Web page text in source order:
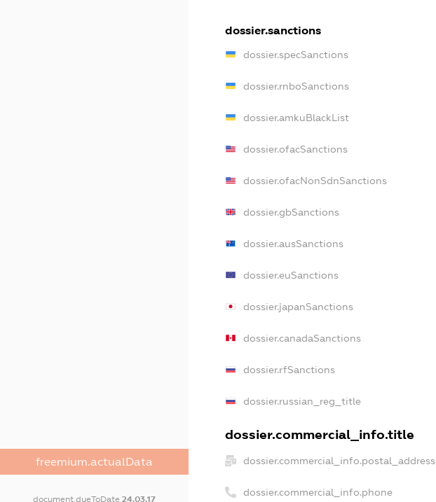
freemium.actualData
document.dueToDate 24.03.17
dossier.sanctions
dossier.specSanctions
dossier.rnboSanctions
dossier.amkuBlackList
dossier.ofacSanctions
dossier.ofacNonSdnSanctions
dossier.gbSanctions
dossier.ausSanctions
dossier.euSanctions
dossier.japanSanctions
dossier.canadaSanctions
dossier.rfSanctions
dossier.russian_reg_title
dossier.commercial_info.title
dossier.commercial_info.postal_address
dossier.commercial_info.phone